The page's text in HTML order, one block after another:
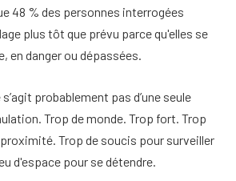
48 % des personnes interrogées
plus tôt que prévu parce qu'elles se
en danger ou dépassées.
probablement pas d’une seule
Trop de monde. Trop fort. Trop
Trop de soucis pour surveiller
d'espace pour se détendre.